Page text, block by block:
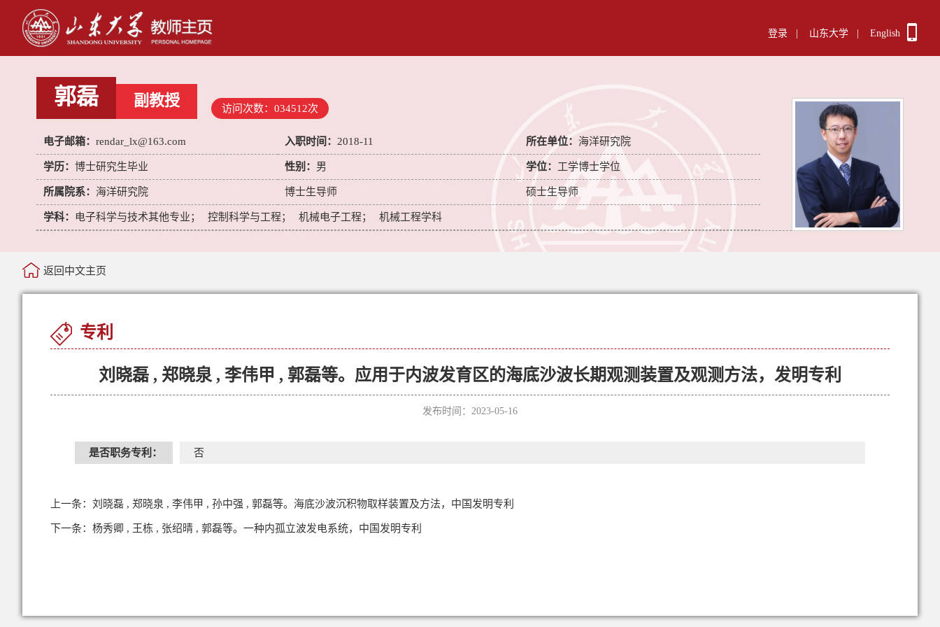
登录 山东大学 English
郭磊 副教授 访问次数： 034512次
电子邮箱： rendar_lx@163.com 入职时间： 2018-11 所在单位： 海洋研究院
学历： 博士研究生毕业 性别： 男 学位： 工学博士学位
所属院系： 海洋研究院 博士生导师 硕士生导师
学科： 电子科学与技术其他专业； 控制科学与工程； 机械电子工程； 机械工程学科
返回中文主页
专利
刘晓磊 , 郑晓泉 , 李伟甲 , 郭磊等。应用于内波发育区的海底沙波长期观测装置及观测方法，发明专利
发布时间：2023-05-16
是否职务专利： 否
上一条： 刘晓磊 , 郑晓泉 , 李伟甲 , 孙中强 , 郭磊等。海底沙波沉积物取样装置及方法，中国发明专利
下一条： 杨秀卿 , 王栋 , 张绍晴 , 郭磊等。一种内孤立波发电系统，中国发明专利